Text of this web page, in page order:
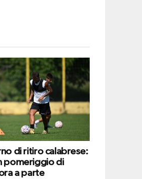
di ritiro calabrese:
pomeriggio di
a parte